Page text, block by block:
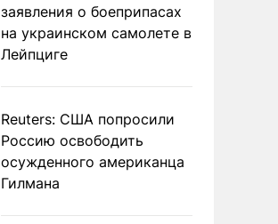
заявления о боеприпасах
на украинском самолете в
Лейпциге
Reuters: США попросили
Россию освободить
осужденного американца
Гилмана